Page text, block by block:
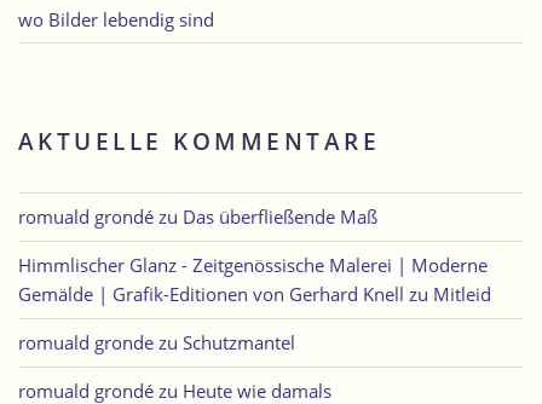
wo Bilder lebendig sind
AKTUELLE KOMMENTARE
romuald grondé zu Das überfließende Maß
Himmlischer Glanz - Zeitgenössische Malerei | Moderne
Gemälde | Grafik-Editionen von Gerhard Knell zu Mitleid
romuald gronde zu Schutzmantel
romuald grondé zu Heute wie damals